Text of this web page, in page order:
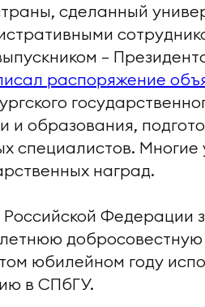
сделанный
—
распоряжение
и образования,
специалистов.
наград.
Федерации
юбилейном году
в СПбГУ.